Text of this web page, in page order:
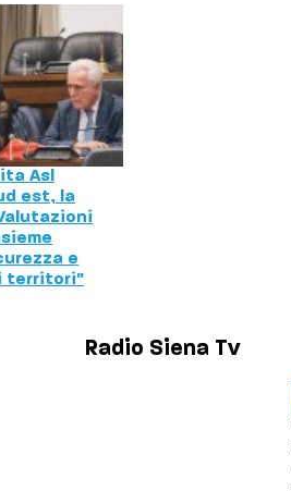
Asl
est, la
e
territori"
Radio Siena Tv